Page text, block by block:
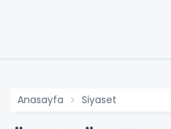
Anasayfa Siyaset